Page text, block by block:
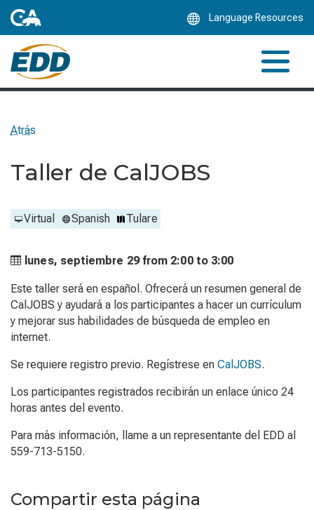
Language Resources
Atrás
Taller de CalJOBS
Virtual Spanish Tulare
lunes, septiembre 29 from 2:00 to 3:00
Este taller será en español. Ofrecerá un resumen general de
CalJOBS y ayudará a los participantes a hacer un currículum
y mejorar sus habilidades de búsqueda de empleo en
internet.
Se requiere registro previo. Regístrese en CalJOBS.
Los participantes registrados recibirán un enlace único 24
horas antes del evento.
Para más información, llame a un representante del EDD al
559-713-5150.
Compartir esta página